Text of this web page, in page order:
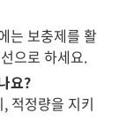
는 보충제를 활
으로 하세요.
요?
적정량을 지키